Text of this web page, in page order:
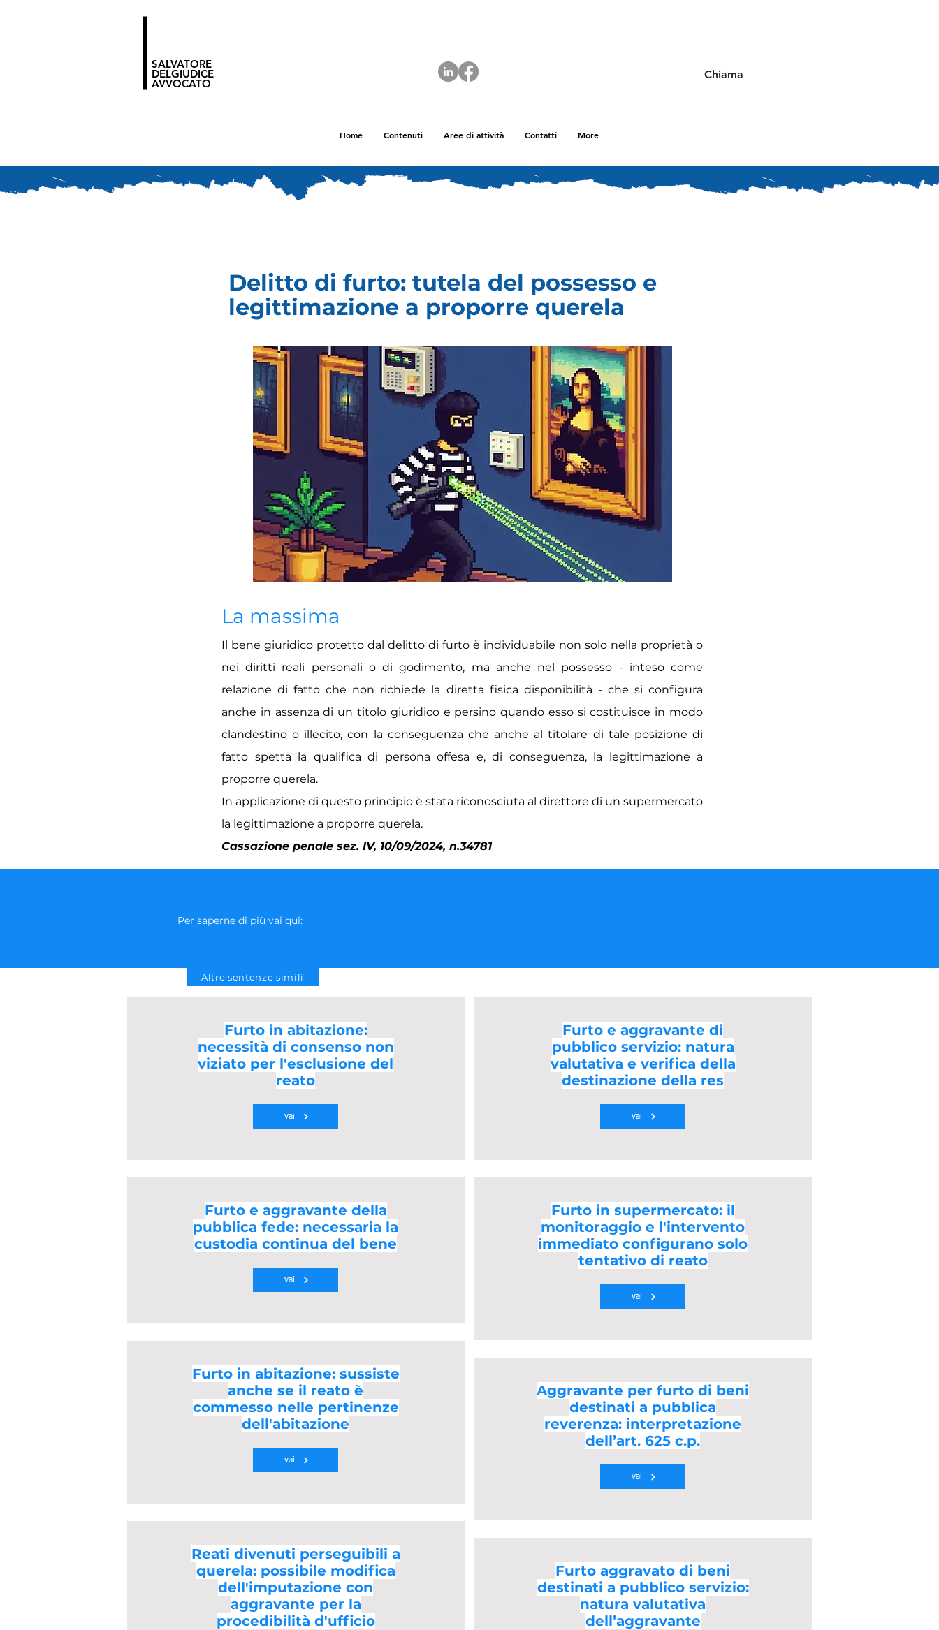
Γ
SALVATORE
DELGIUDICE
AVVOCATO
Chiama
Home Contenuti Aree di attività Contatti More
Delitto di furto: tutela del possesso e
legittimazione a proporre querela
La massima
Il bene giuridico protetto dal delitto di furto è individuabile non solo nella proprietà o
nei diritti reali personali o di godimento, ma anche nel possesso - inteso come
relazione di fatto che non richiede la diretta fisica disponibilità - che si configura
anche in assenza di un titolo giuridico e persino quando esso si costituisce in modo
clandestino o illecito, con la conseguenza che anche al titolare di tale posizione di
fatto spetta la qualifica di persona offesa e, di conseguenza, la legittimazione a
proporre querela.
In applicazione di questo principio è stata riconosciuta al direttore di un supermercato
la legittimazione a proporre querela.
Cassazione penale sez. IV, 10/09/2024, n.34781
Per saperne di più vai qui:
Altre sentenze simili
Furto in abitazione:
necessità di consenso non
viziato per l'esclusione del
reato
vai
Furto e aggravante della
pubblica fede: necessaria la
custodia continua del bene
vai
Furto in abitazione: sussiste
anche se il reato è
commesso nelle pertinenze
dell'abitazione
vai
Reati divenuti perseguibili a
querela: possibile modifica
dell'imputazione con
aggravante per la
procedibilità d'ufficio
Furto e aggravante di
pubblico servizio: natura
valutativa e verifica della
destinazione della res
vai
Furto in supermercato: il
monitoraggio e l'intervento
immediato configurano solo
tentativo di reato
vai
Aggravante per furto di beni
destinati a pubblica
reverenza: interpretazione
dell’art. 625 c.p.
vai
Furto aggravato di beni
destinati a pubblico servizio:
natura valutativa
dell’aggravante